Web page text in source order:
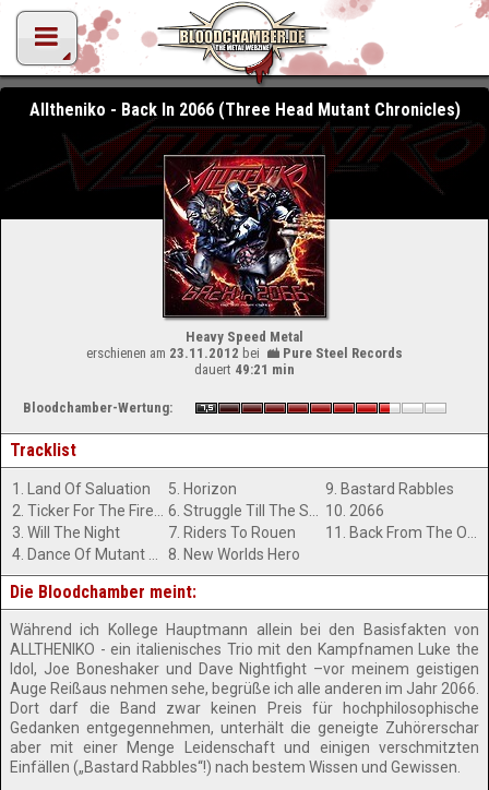
Alltheniko - Back In 2066 (Three Head Mutant Chronicles)
Heavy Speed Metal
erschienen am 23.11.2012 bei
Pure Steel Records
dauert 49:21 min
Bloodchamber-Wertung:
Tracklist
1. Land Of Saluation
3. Will The Night
5. Horizon
7. Riders To Rouen
8. New Worlds Hero
9. Bastard Rabbles
10. 2066
Die Bloodchamber meint:
Während ich Kollege Hauptmann allein bei den Basisfakten von
ALLTHENIKO - ein italienisches Trio mit den Kampfnamen Luke the
Idol, Joe Boneshaker und Dave Nightfight –vor meinem geistigen
Auge Reißaus nehmen sehe, begrüße ich alle anderen im Jahr 2066.
Dort darf die Band zwar keinen Preis für hochphilosophische
Gedanken entgegennehmen, unterhält die geneigte Zuhörerschar
aber mit einer Menge Leidenschaft und einigen verschmitzten
Einfällen („Bastard Rabbles“!) nach bestem Wissen und Gewissen.